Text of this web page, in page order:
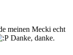
meinen Mecki echt
Danke, danke.